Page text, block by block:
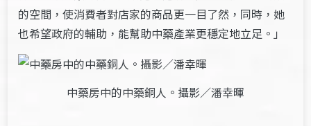
的空間，使消費者對店家的商品更一目了然，同時，她
也希望政府的輔助，能幫助中藥產業更穩定地立足。」
中藥房中的中藥銅人。攝影／潘幸暉